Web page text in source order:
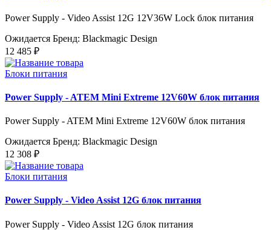
Power Supply - Video Assist 12G 12V36W Lock блок питания
Ожидается Бренд: Blackmagic Design
12 485 ₽
Блоки питания
Power Supply - ATEM Mini Extreme 12V60W блок питания
Power Supply - ATEM Mini Extreme 12V60W блок питания
Ожидается Бренд: Blackmagic Design
12 308 ₽
Блоки питания
Power Supply - Video Assist 12G блок питания
Power Supply - Video Assist 12G блок питания